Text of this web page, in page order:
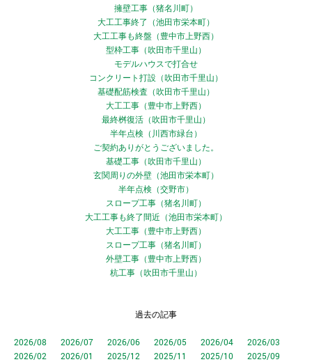
擁壁工事（猪名川町）
大工工事終了（池田市栄本町）
大工工事も終盤（豊中市上野西）
型枠工事（吹田市千里山）
モデルハウスで打合せ
コンクリート打設（吹田市千里山）
基礎配筋検査（吹田市千里山）
大工工事（豊中市上野西）
最終桝復活（吹田市千里山）
半年点検（川西市緑台）
ご契約ありがとうございました。
基礎工事（吹田市千里山）
玄関周りの外壁（池田市栄本町）
半年点検（交野市）
スロープ工事（猪名川町）
大工工事も終了間近（池田市栄本町）
大工工事（豊中市上野西）
スロープ工事（猪名川町）
外壁工事（豊中市上野西）
杭工事（吹田市千里山）
過去の記事
2026/08 2026/07 2026/06 2026/05 2026/04
2026/03
2026/02
2026/01 2025/12 2025/11 2025/10
2025/09